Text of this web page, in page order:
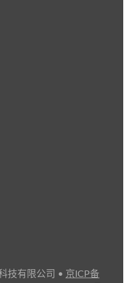
技有限公司 • 京ICP备